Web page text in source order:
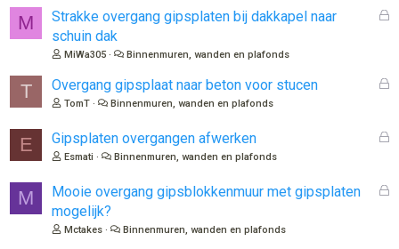
M
G
o
Strakke overgang gipsplaten bij dakkapel naar
schuin dak
MiWa305 Binnenmuren, wanden en plafonds
T
G
l
n
Overgang gipsplaat naar beton voor stucen
TomT Binnenmuren, wanden en plafonds
E
G
l
Gipsplaten overgangen afwerken
Esmati Binnenmuren, wanden en plafonds
M
G
Mooie overgang gipsblokkenmuur met gipsplaten
mogelijk?
Mctakes Binnenmuren, wanden en plafonds